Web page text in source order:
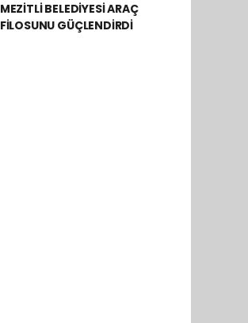
MEZİTLİ BELEDİYESİ ARAÇ
FİLOSUNU GÜÇLENDİRDİ